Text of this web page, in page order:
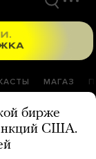
МАГАЗ
бирже
США.